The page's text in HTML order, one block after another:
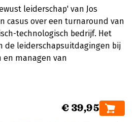
leiderschap' van Jos
casus over een turnaround van
technologisch bedrijf. Het
de leiderschapsuitdagingen bij
managen van
€ 39,95